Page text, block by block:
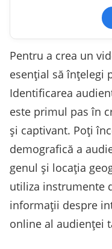
Pentru a crea un
esențial să înțelegi
Identificarea
este primul pas în
și captivant. Poți
demografică a
genul și locația
utiliza instrumente
informații despre
online al audienței